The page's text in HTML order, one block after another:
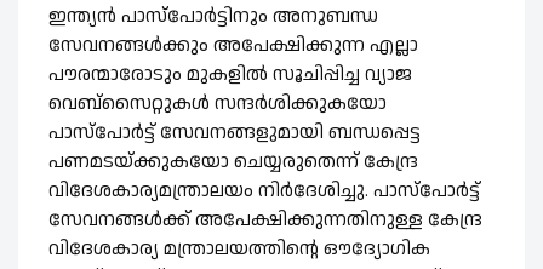
ഇന്ത്യൻ പാസ്‌പോർട്ടിനും അനുബന്ധ
സേവനങ്ങൾക്കും അപേക്ഷിക്കുന്ന എല്ലാ
പൗരന്മാരോടും മുകളിൽ സൂചിപ്പിച്ച വ്യാജ
വെബ്‌സൈറ്റുകൾ സന്ദർശിക്കുകയോ
പാസ്‌പോർട്ട് സേവനങ്ങളുമായി ബന്ധപ്പെട്ട
പണമടയ്ക്കുകയോ ചെയ്യരുതെന്ന് കേന്ദ്ര
വിദേശകാര്യമന്ത്രാലയം നിർദേശിച്ചു. പാസ്‌പോർട്ട്
സേവനങ്ങൾക്ക് അപേക്ഷിക്കുന്നതിനുള്ള കേന്ദ്ര
വിദേശകാര്യ മന്ത്രാലയത്തിന്റെ ഔദ്യോഗിക